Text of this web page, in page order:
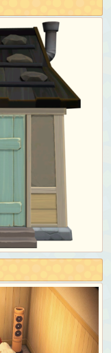
むぎわらぼうし (ブ
そらとぶたまご
グリーン)&
ーム)
ふく (ブルー)
ー)
:
パーティー
ルー)
くせいふく (ネイ
ットベスト (ライ
フェのせいふく (ブ
ックさんのふく (ブ